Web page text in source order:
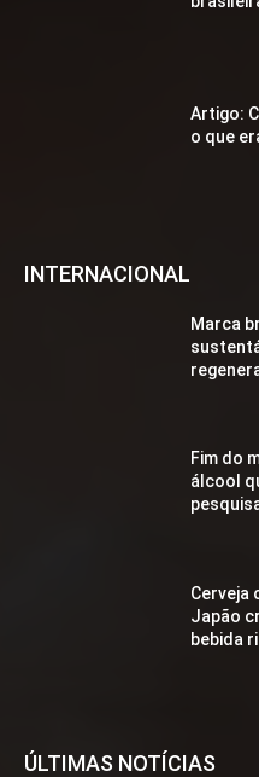
Artigo:
o que
INTERNACIONAL
Marca
Fim do
álcool
Cerveja
Japão
bebida
ÚLTIMAS NOTÍCIAS